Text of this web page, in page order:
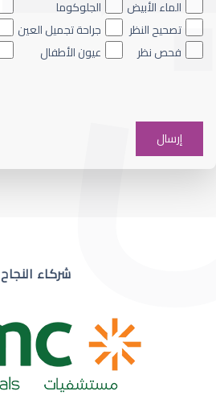
ضعف نظر مفاجئ
الماء الأبيض
الجلوكوما
تصحيح النظر
جراحة تجميل العين
فحص نظر
عيون الأطفال
شركاء النجاح